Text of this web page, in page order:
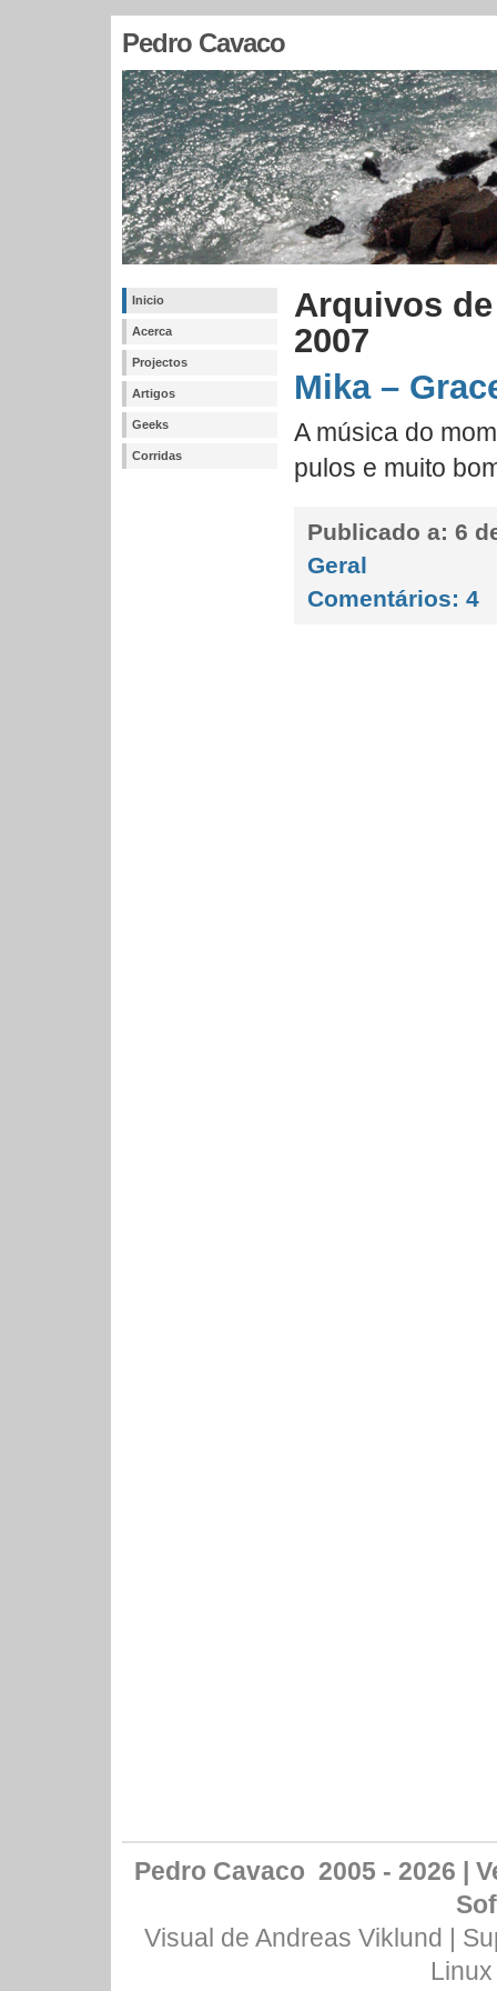
Pedro Cavaco
Inicio
Acerca
Projectos
Artigos
Geeks
Corridas
Arquivos
2007
Mika –
A música do
pulos e muito
Publicado a: 6
Geral
Comentários: 4
Pedro Cavaco 2005 - 2026 |
Visual de Andreas Viklund |
Linux